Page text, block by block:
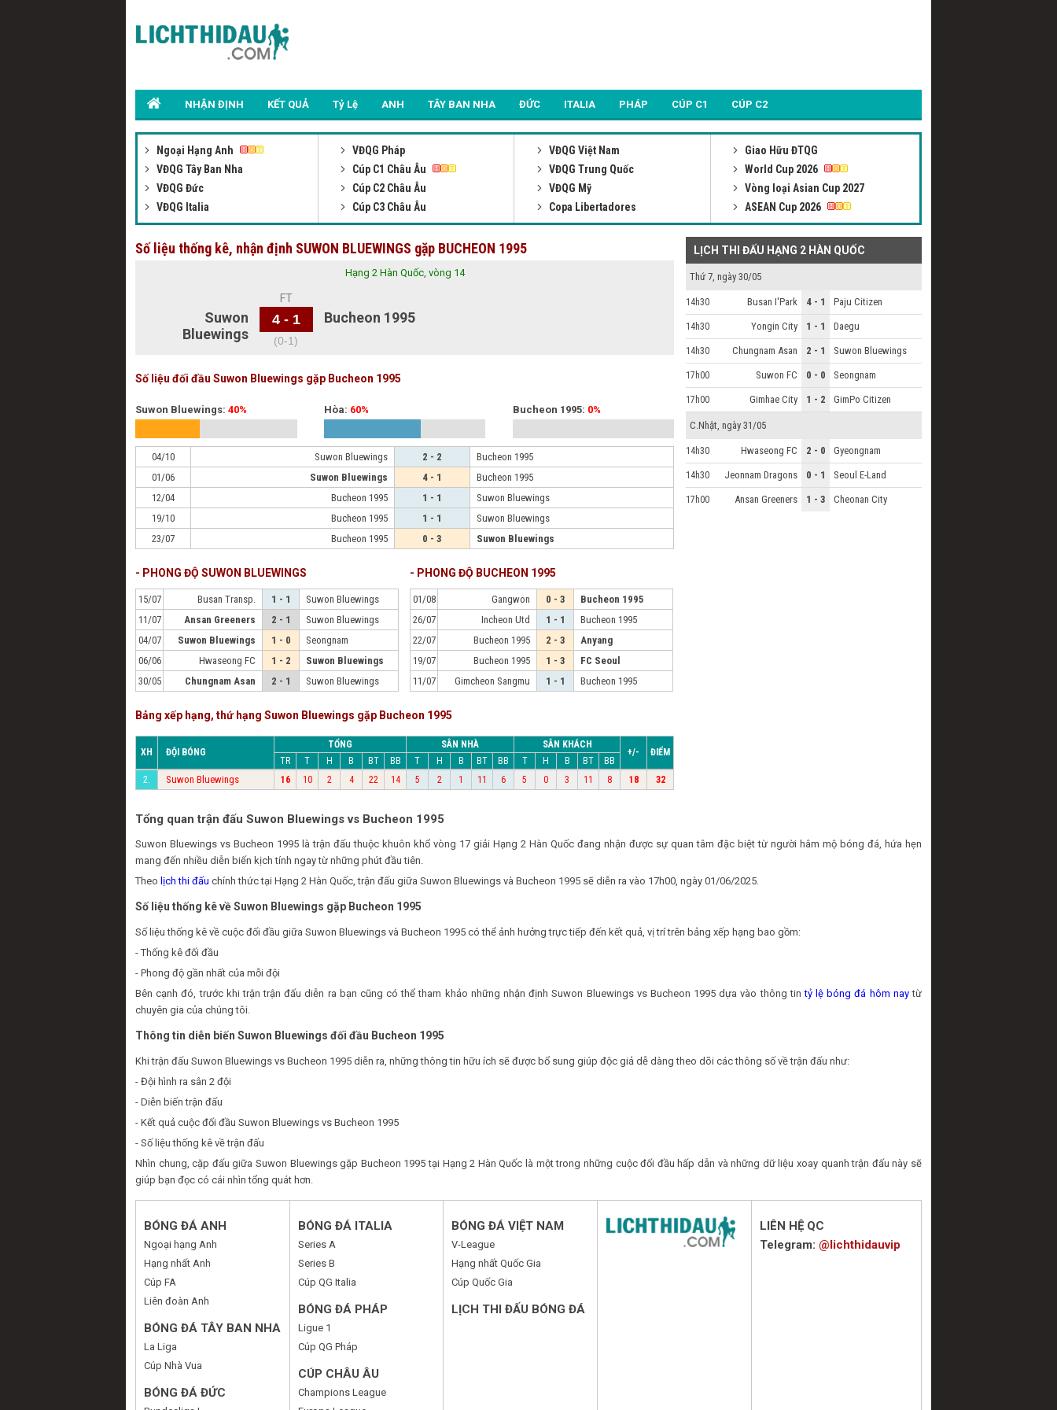
NHẬN ĐỊNH KẾT QUẢ Tỷ Lệ ANH TÂY BAN NHA ĐỨC ITALIA PHÁP CÚP C1 CÚP C2
Ngoại Hạng Anh
VĐQG Tây Ban Nha
VĐQG Đức
VĐQG Italia
VĐQG Pháp
Cúp C1 Châu Âu
Cúp C2 Châu Âu
Cúp C3 Châu Âu
VĐQG Việt Nam
VĐQG Trung Quốc
VĐQG Mỹ
Copa Libertadores
Giao Hữu ĐTQG
World Cup 2026
Vòng loại Asian Cup 2027
ASEAN Cup 2026
Số liệu thống kê, nhận định SUWON BLUEWINGS gặp BUCHEON 1995
Hạng 2 Hàn Quốc, vòng 14
Suwon
Bluewings
FT
4 - 1
(0-1)
Bucheon 1995
Số liệu đối đầu Suwon Bluewings gặp Bucheon 1995
Suwon Bluewings: 40% Hòa: 60% Bucheon 1995: 0%
04/10 Suwon Bluewings 2 - 2
Bucheon 1995
01/06
Suwon Bluewings 4 - 1
Bucheon 1995
12/04
Bucheon 1995 1 - 1
Suwon Bluewings
19/10
Bucheon 1995 1 - 1
Suwon Bluewings
23/07
Bucheon 1995 0 - 3 Suwon Bluewings
- PHONG ĐỘ SUWON BLUEWINGS
15/07 Busan Transp. 1 - 1
Suwon Bluewings
11/07
Ansan Greeners 2 - 1
Suwon Bluewings
04/07
Suwon Bluewings 1 - 0
Seongnam
06/06
Hwaseong FC 1 - 2
Suwon Bluewings
30/05
Chungnam Asan 2 - 1 Suwon Bluewings
- PHONG ĐỘ BUCHEON 1995
01/08 Gangwon 0 - 3
Bucheon 1995
26/07
Incheon Utd 1 - 1
Bucheon 1995
22/07
Bucheon 1995 2 - 3
Anyang
19/07
Bucheon 1995 1 - 3
FC Seoul
11/07
Gimcheon Sangmu 1 - 1 Bucheon 1995
Bảng xếp hạng, thứ hạng Suwon Bluewings gặp Bucheon 1995
XH ĐỘI BÓNG
TỔNG SÂN NHÀ SÂN KHÁCH
+/- ĐIỂM
TR T H B BT BB T H B BT BB T H B BT
BB
2.
Suwon Bluewings 16 10 2 4 22 14 5 2 1 11 6 5 0 3 11 8 18 32
LỊCH THI ĐẤU HẠNG 2 HÀN QUỐC
Thứ 7, ngày 30/05
14h30 Busan I'Park 4 - 1 Paju Citizen
14h30 Yongin City 1 - 1 Daegu
14h30 Chungnam Asan 2 - 1 Suwon Bluewings
17h00 Suwon FC 0 - 0 Seongnam
17h00 Gimhae City 1 - 2 GimPo Citizen
C.Nhật, ngày 31/05
14h30 Hwaseong FC 2 - 0 Gyeongnam
14h30 Jeonnam Dragons 0 - 1 Seoul E-Land
17h00 Ansan Greeners 1 - 3 Cheonan City
Tổng quan trận đấu Suwon Bluewings vs Bucheon 1995
Suwon Bluewings vs Bucheon 1995 là trận đấu thuộc khuôn khổ vòng 17 giải Hạng 2 Hàn Quốc đang nhận được sự quan tâm đặc biệt từ người hâm mộ bóng đá, hứa hẹn
mang đến nhiều diễn biến kịch tính ngay từ những phút đầu tiên.
Theo lịch thi đấu chính thức tại Hạng 2 Hàn Quốc, trận đấu giữa Suwon Bluewings và Bucheon 1995 sẽ diễn ra vào 17h00, ngày 01/06/2025.
Số liệu thống kê về Suwon Bluewings gặp Bucheon 1995
Số liệu thống kê về cuộc đối đầu giữa Suwon Bluewings và Bucheon 1995 có thể ảnh hưởng trực tiếp đến kết quả, vị trí trên bảng xếp hạng bao gồm:
- Thống kê đối đầu
- Phong độ gần nhất của mỗi đội
Bên cạnh đó, trước khi trận trận đấu diễn ra bạn cũng có thể tham khảo những nhận định Suwon Bluewings vs Bucheon 1995 dựa vào thông tintỷ lệ bóng đá hôm naytừ
chuyên gia của chúng tôi.
Thông tin diễn biến Suwon Bluewings đối đầu Bucheon 1995
Khi trận đấu Suwon Bluewings vs Bucheon 1995 diễn ra, những thông tin hữu ích sẽ được bổ sung giúp độc giả dễ dàng theo dõi các thông số về trận đấu như:
- Đội hình ra sân 2 đội
- Diễn biến trận đấu
- Kết quả cuộc đối đầu Suwon Bluewings vs Bucheon 1995
- Số liệu thống kê về trận đấu
Nhìn chung, cặp đấu giữa Suwon Bluewings gặp Bucheon 1995 tại Hạng 2 Hàn Quốc là một trong những cuộc đối đầu hấp dẫn và những dữ liệu xoay quanh trận đấu này sẽ
giúp bạn đọc có cái nhìn tổng quát hơn.
BÓNG ĐÁ ANH
Ngoại hạng Anh
Hạng nhất Anh
Cúp FA
Liên đoàn Anh
BÓNG ĐÁ TÂY BAN NHA
La Liga
Cúp Nhà Vua
BÓNG ĐÁ ĐỨC
BÓNG ĐÁ ITALIA
Series A
Series B
Cúp QG Italia
BÓNG ĐÁ PHÁP
Ligue 1
Cúp QG Pháp
CÚP CHÂU ÂU
Champions League
BÓNG ĐÁ VIỆT NAM
V-League
Hạng nhất Quốc Gia
Cúp Quốc Gia
LỊCH THI ĐẤU BÓNG ĐÁ
LIÊN HỆ QC
Telegram: @lichthidauvip